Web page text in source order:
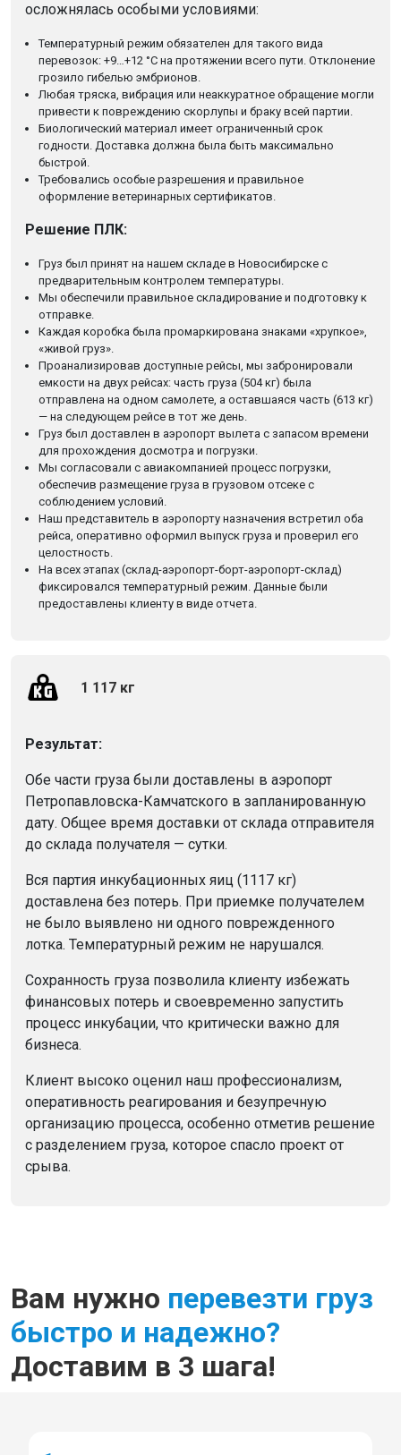
осложнялась особыми условиями:
Температурный режим обязателен для такого вида
перевозок: +9…+12 °C на протяжении всего пути. Отклонение
грозило гибелью эмбрионов.
Любая тряска, вибрация или неаккуратное обращение могли
привести к повреждению скорлупы и браку всей партии.
Биологический материал имеет ограниченный срок
годности. Доставка должна была быть максимально
быстрой.
Требовались особые разрешения и правильное
оформление ветеринарных сертификатов.
Решение ПЛК:
Груз был принят на нашем складе в Новосибирске с
предварительным контролем температуры.
Мы обеспечили правильное складирование и подготовку к
отправке.
Каждая коробка была промаркирована знаками «хрупкое»,
«живой груз».
Проанализировав доступные рейсы, мы забронировали
емкости на двух рейсах: часть груза (504 кг) была
отправлена на одном самолете, а оставшаяся часть (613 кг)
— на следующем рейсе в тот же день.
Груз был доставлен в аэропорт вылета с запасом времени
для прохождения досмотра и погрузки.
Мы согласовали с авиакомпанией процесс погрузки,
обеспечив размещение груза в грузовом отсеке с
соблюдением условий.
Наш представитель в аэропорту назначения встретил оба
рейса, оперативно оформил выпуск груза и проверил его
целостность.
На всех этапах (склад-аэропорт-борт-аэропорт-склад)
фиксировался температурный режим. Данные были
предоставлены клиенту в виде отчета.
1 117 кг
Результат:
Обе части груза были доставлены в аэропорт
Петропавловска-Камчатского в запланированную
дату. Общее время доставки от склада отправителя
до склада получателя — сутки.
Вся партия инкубационных яиц (1117 кг)
доставлена без потерь. При приемке получателем
не было выявлено ни одного поврежденного
лотка. Температурный режим не нарушался.
Сохранность груза позволила клиенту избежать
финансовых потерь и своевременно запустить
процесс инкубации, что критически важно для
бизнеса.
Клиент высоко оценил наш профессионализм,
оперативность реагирования и безупречную
организацию процесса, особенно отметив решение
с разделением груза, которое спасло проект от
срыва.
Вам нужно перевезти груз
быстро и надежно?
Доставим в 3 шага!